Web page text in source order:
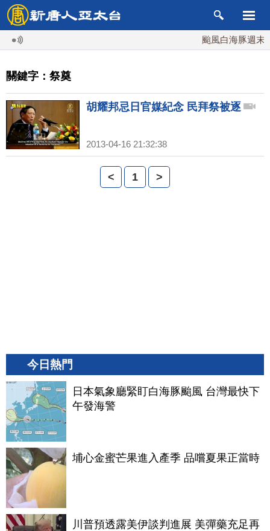
颱風白海豚週末
關鍵字：祭奠
胡耀邦忌日官媒紀念 民拜祭被逐
2013-04-16 21:32:38
< 1 >
今日熱門
日本氣象廳緊盯白海豚颱風 台灣最快下
午發海警
埔心金蜜芒果進入產季 品嚐夏果正當時
川普預透露美伊談判進展 美彈藥充足再